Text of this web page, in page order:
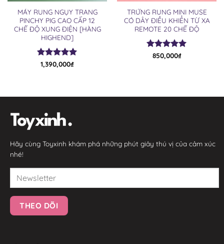
MÁY RUNG NGỤY TRANG
PINCHY PIG CAO CẤP 12
CHẾ ĐỘ XUNG ĐIỆN [HÀNG
HIGHEND]
Được xếp
1,390,000₫
TRỨNG RUNG MINI MUSE
CÓ DÂY ĐIỀU KHIỂN TỪ XA
REMOTE 20 CHẾ ĐỘ
Được xếp
850,000₫
Hãy cùng Toyxinh khám phá những phút giây thú vị của cảm xúc
nhé!